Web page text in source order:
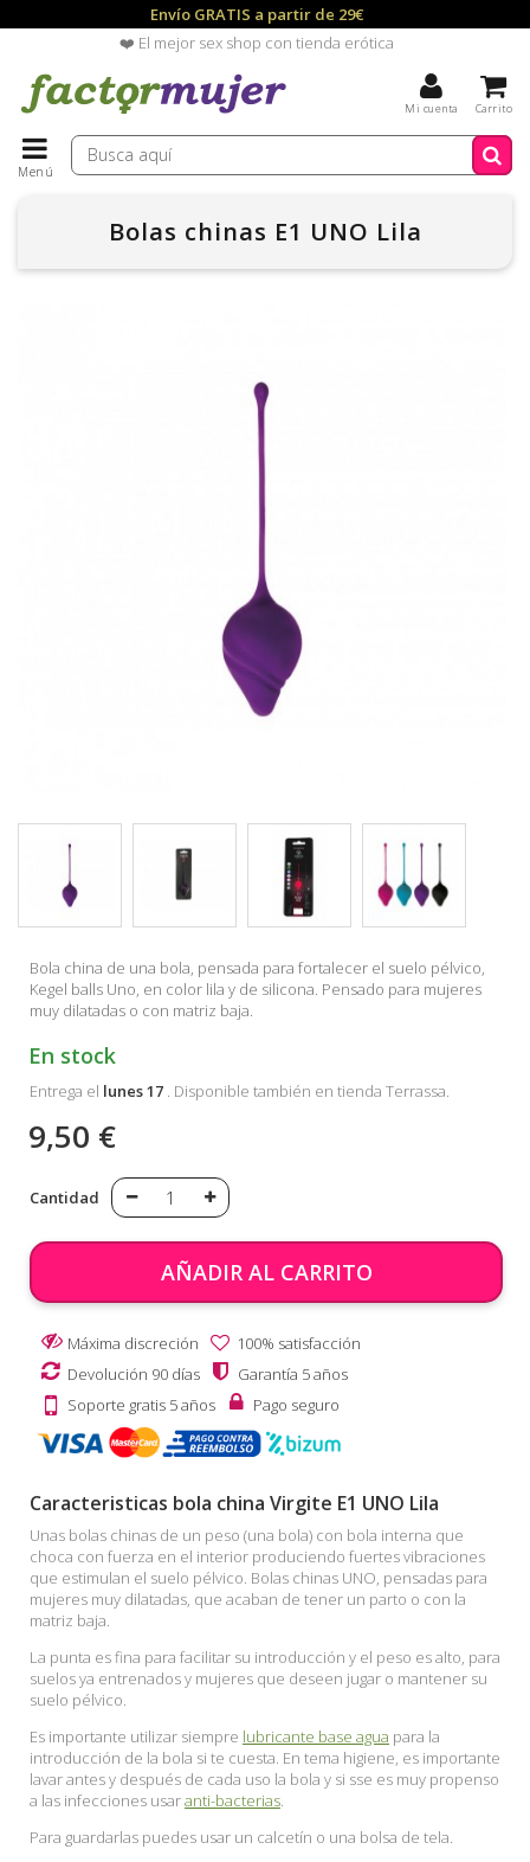
Envío GRATIS a partir de 29€
❤️ El mejor sex shop con tienda erótica
Carrito
Mi cuenta
Menú
Bolas chinas E1 UNO Lila
Bola china de una bola, pensada para fortalecer el suelo pélvico,
Kegel balls Uno, en color lila y de silicona. Pensado para mujeres
muy dilatadas o con matriz baja.
En stock
Entrega el lunes 17 . Disponible también en tienda Terrassa.
9,50 €
Cantidad
AÑADIR AL CARRITO
Máxima discreción
100% satisfacción
Devolución 90 días
Garantía 5 años
Soporte gratis 5 años
Pago seguro
Caracteristicas bola china Virgite E1 UNO Lila
Unas bolas chinas de un peso (una bola) con bola interna que
choca con fuerza en el interior produciendo fuertes vibraciones
que estimulan el suelo pélvico. Bolas chinas UNO, pensadas para
mujeres muy dilatadas, que acaban de tener un parto o con la
matriz baja.
La punta es fina para facilitar su introducción y el peso es alto, para
suelos ya entrenados y mujeres que deseen jugar o mantener su
suelo pélvico.
Es importante utilizar siempre lubricante base agua para la
introducción de la bola si te cuesta. En tema higiene, es importante
lavar antes y después de cada uso la bola y si sse es muy propenso
a las infecciones usaranti-bacterias.
Para guardarlas puedes usar un calcetín o una bolsa de tela.